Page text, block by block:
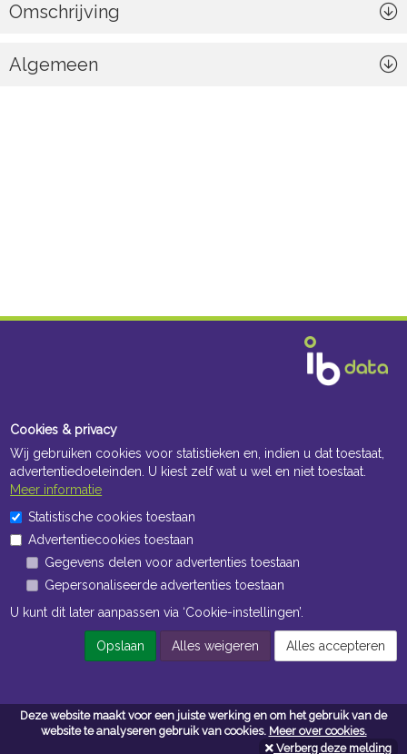
Deze website maakt voor een juiste werking en om het gebruik van de
website te analyseren gebruik van cookies. Meer over cookies.
Verberg deze melding
Omschrijving
Algemeen
Openingstijden Kantoor
ma t/m vr 8:30 uur tot 17:00 uur
Openingstijden Magazijn
ma t/m vr 7:00 uur tot 16:30 uur
Algemene voorwaarden
Cookies & privacy
Wij gebruiken cookies voor statistieken en, indien u dat toestaat,
advertentiedoeleinden. U kiest zelf wat u wel en niet toestaat.
Meer informatie
Statistische cookies toestaan
Advertentiecookies toestaan
Gegevens delen voor advertenties toestaan
Gepersonaliseerde advertenties toestaan
U kunt dit later aanpassen via ‘Cookie-instellingen’.
Opslaan Alles weigeren Alles accepteren